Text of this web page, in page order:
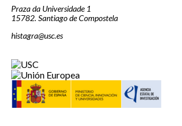
Praza da Universidade 1
15782. Santiago de Compostela
histagra@usc.es